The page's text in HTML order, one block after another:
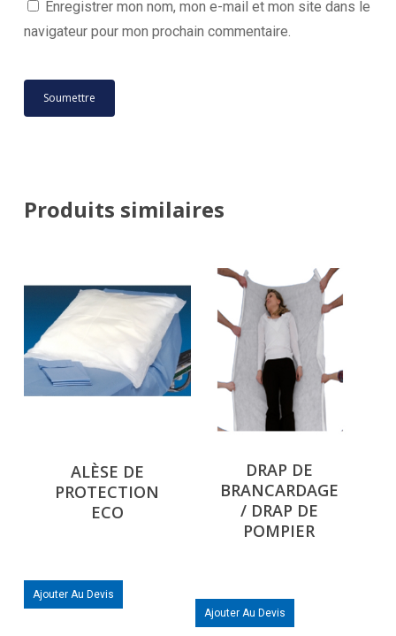
Enregistrer mon nom, mon e-mail et mon site dans le
navigateur pour mon prochain commentaire.
Produits similaires
ALÈSE DE
PROTECTION
ECO
Ajouter Au Devis
DRAP DE
BRANCARDAGE
/ DRAP DE
POMPIER
Ajouter Au Devis